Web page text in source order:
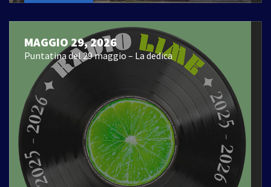
MAGGIO 29, 2026
Puntatina del 29 maggio – La dedica